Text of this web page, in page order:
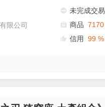
限公司
未完成交易
商品 7170
信用 99 %